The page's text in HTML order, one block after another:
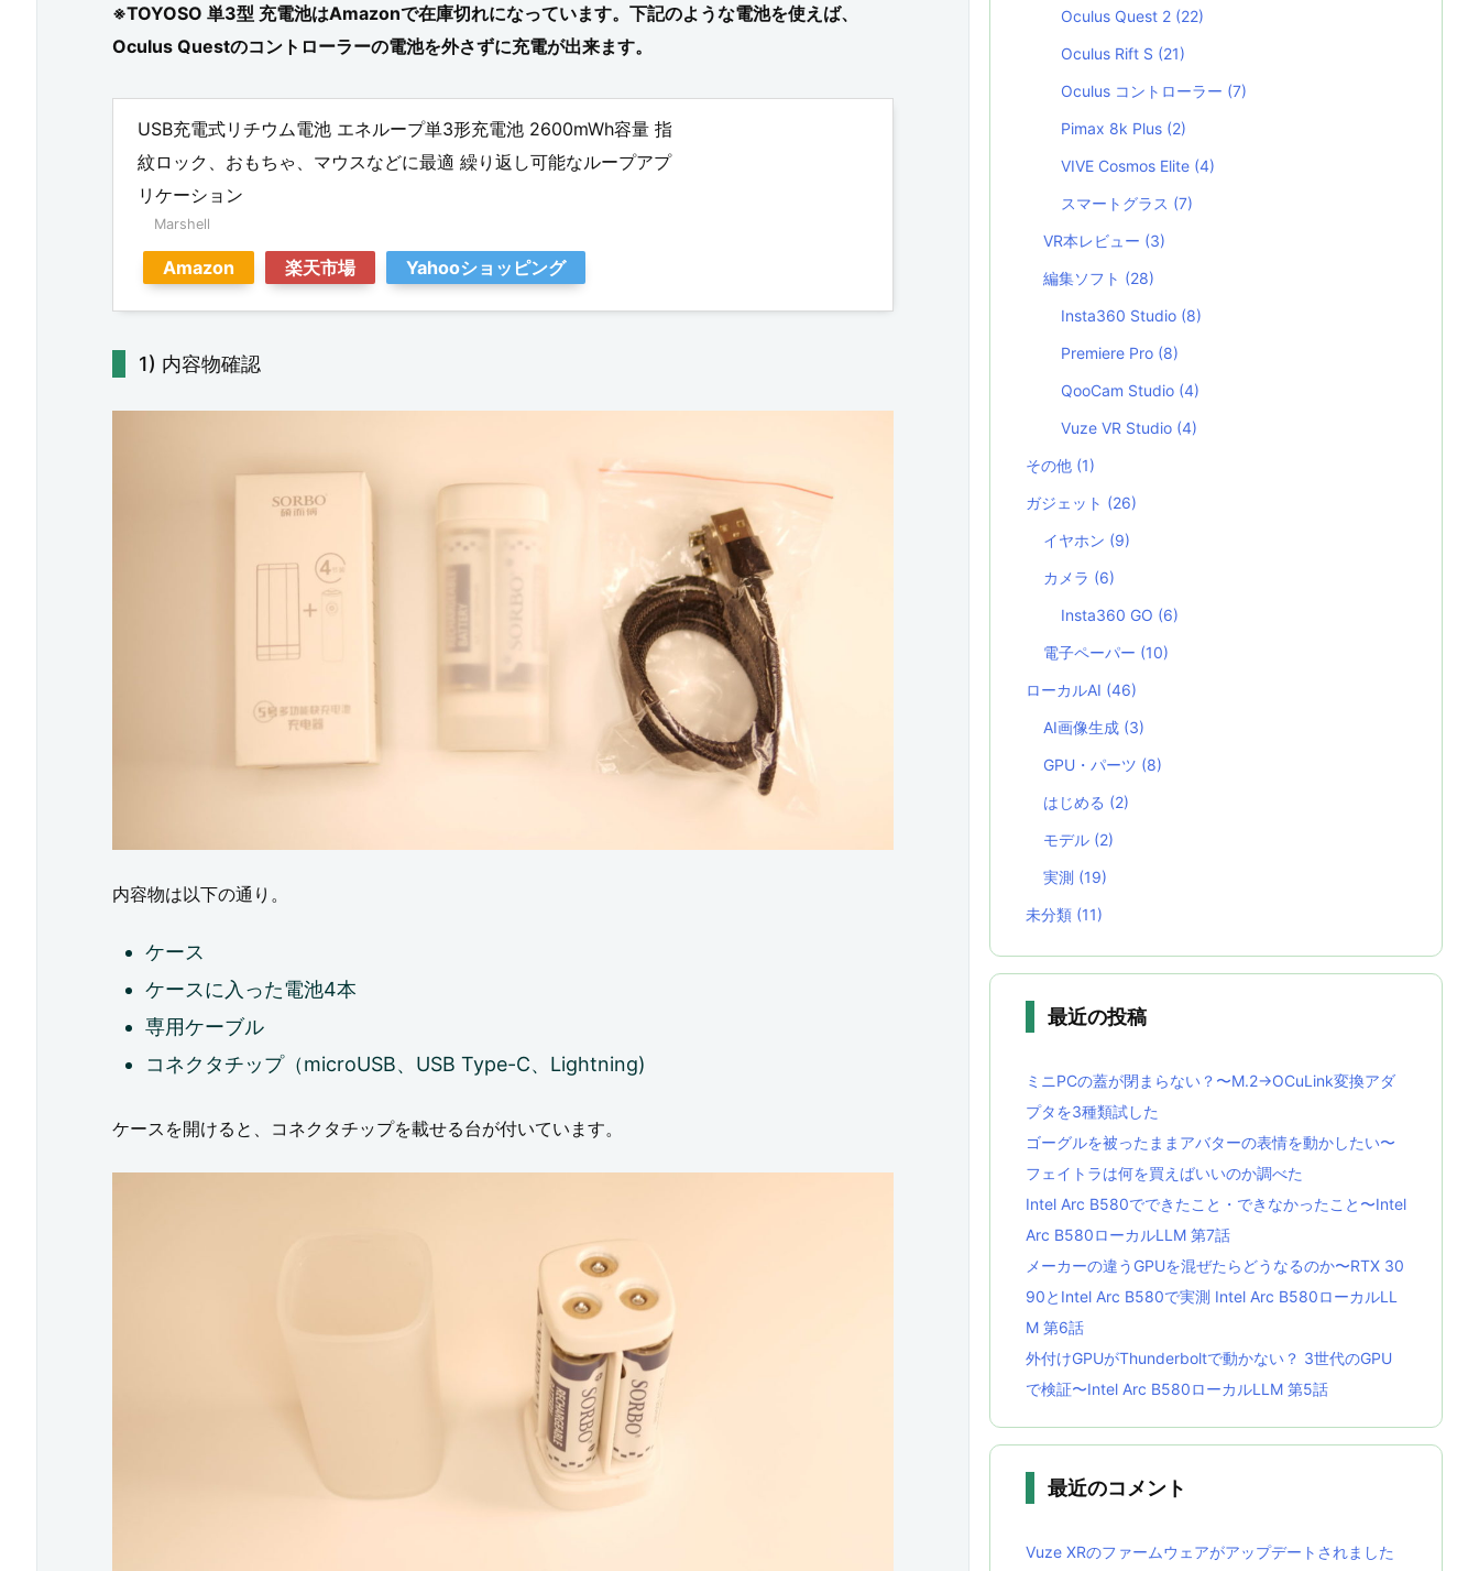
1.
O
S
O
形
充
c
u
u
Q
u
※TOYOSO 単3型 充電池はAmazonで在庫切れになっています。下記のような電池を使えば、
Oculus Questのコントローラーの電池を外さずに充電が出来ます。
USB充電式リチウム電池 エネループ単3形充電池 2600mWh容量 指
紋ロック、おもちゃ、マウスなどに最適 繰り返し可能なループアプ
リケーション
Marshell
Amazon 楽天市場 Yahooショッピング
内容物確認
内容物は以下の通り。
ケース
ケースに入った電池4本
専用ケーブル
コネクタチップ（microUSB、USB Type-C、Lightning)
ケースを開けると、コネクタチップを載せる台が付いています。
Oculus Quest 2 (22)
Oculus Rift S (21)
Oculus コントローラー (7)
Pimax 8k Plus (2)
VIVE Cosmos Elite (4)
スマートグラス (7)
VR本レビュー (3)
編集ソフト (28)
Insta360 Studio (8)
Premiere Pro (8)
QooCam Studio (4)
Vuze VR Studio (4)
その他 (1)
ガジェット (26)
イヤホン (9)
カメラ (6)
Insta360 GO (6)
電子ペーパー (10)
ローカルAI (46)
AI画像生成 (3)
GPU・パーツ (8)
はじめる (2)
モデル (2)
実測 (19)
未分類 (11)
最近の投稿
ミニPCの蓋が閉まらない？〜M.2→OCuLink変換アダ
プタを3種類試した
ゴーグルを被ったままアバターの表情を動かしたい〜
フェイトラは何を買えばいいのか調べた
Intel Arc B580でできたこと・できなかったこと〜Intel
Arc B580ローカルLLM 第7話
メーカーの違うGPUを混ぜたらどうなるのか〜RTX 30
90とIntel Arc B580で実測 Intel Arc B580ローカルLL
M 第6話
外付けGPUがThunderboltで動かない？ 3世代のGPU
で検証〜Intel Arc B580ローカルLLM 第5話
最近のコメント
Vuze XRのファームウェアがアップデートされました